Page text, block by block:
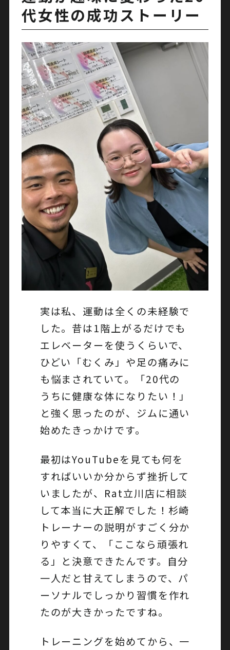
代女性の成功ストーリー
実は私、運動は全くの未経験で
した。昔は1階上がるだけでも
エレベーターを使うくらいで、
ひどい「むくみ」や足の痛みに
も悩まされていて。「20代の
うちに健康な体になりたい！」
と強く思ったのが、ジムに通い
始めたきっかけです。
最初はYouTubeを見ても何を
すればいいか分からず挫折して
いましたが、Rat立川店に相談
して本当に大正解でした！杉崎
トレーナーの説明がすごく分か
りやすくて、「ここなら頑張れ
る」と決意できたんです。自分
一人だと甘えてしまうので、パ
ーソナルでしっかり習慣を作れ
たのが大きかったですね。
トレーニングを始めてから、一